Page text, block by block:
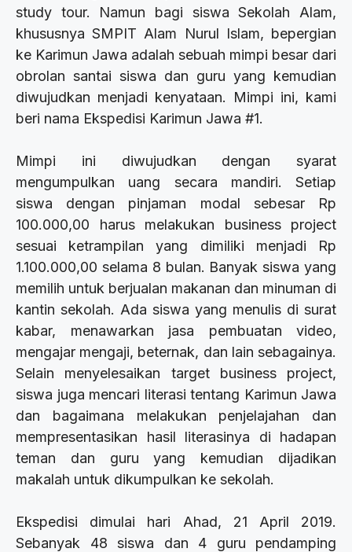
study tour. Namun bagi siswa Sekolah Alam,
khususnya SMPIT Alam Nurul Islam, bepergian
ke Karimun Jawa adalah sebuah mimpi besar dari
obrolan santai siswa dan guru yang kemudian
diwujudkan menjadi kenyataan. Mimpi ini, kami
beri nama Ekspedisi Karimun Jawa #1.
Mimpi ini diwujudkan dengan syarat
mengumpulkan uang secara mandiri. Setiap
siswa dengan pinjaman modal sebesar Rp
100.000,00 harus melakukan business project
sesuai ketrampilan yang dimiliki menjadi Rp
1.100.000,00 selama 8 bulan. Banyak siswa yang
memilih untuk berjualan makanan dan minuman di
kantin sekolah. Ada siswa yang menulis di surat
kabar, menawarkan jasa pembuatan video,
mengajar mengaji, beternak, dan lain sebagainya.
Selain menyelesaikan target business project,
siswa juga mencari literasi tentang Karimun Jawa
dan bagaimana melakukan penjelajahan dan
mempresentasikan hasil literasinya di hadapan
teman dan guru yang kemudian dijadikan
makalah untuk dikumpulkan ke sekolah.
Ekspedisi dimulai hari Ahad, 21 April 2019.
Sebanyak 48 siswa dan 4 guru pendamping